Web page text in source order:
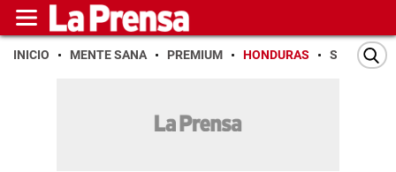
INICIO MENTE SANA PREMIUM HONDURAS SAN PEDRO